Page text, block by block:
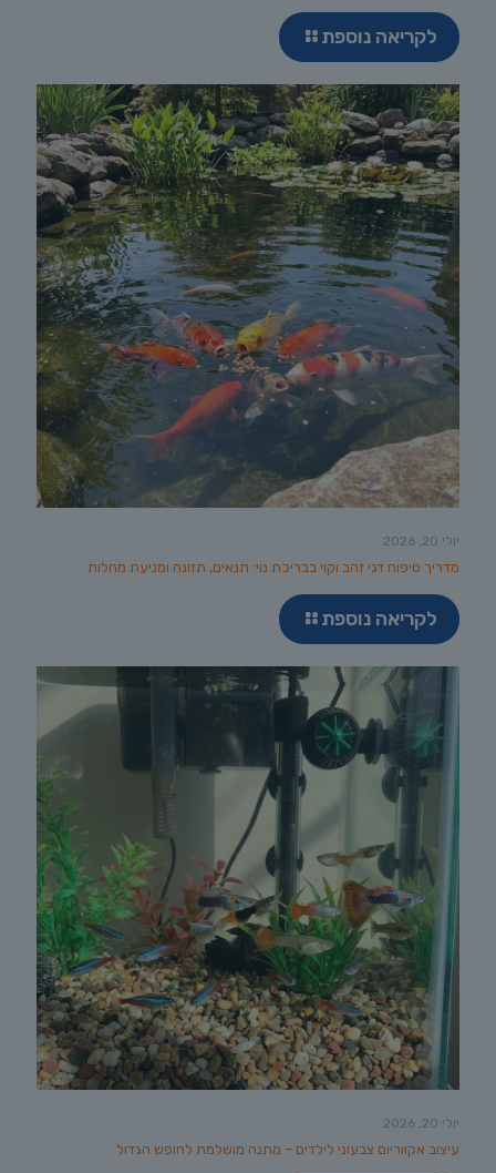
לקריאה נוספת
יולי 20, 2026
מדריך טיפוח דגי זהב וקוי בבריכת נוי: תנאים, תזונה ומניעת מחלות
לקריאה נוספת
יולי 20, 2026
עיצוב אקווריום צבעוני לילדים – מתנה מושלמת לחופש הגדול